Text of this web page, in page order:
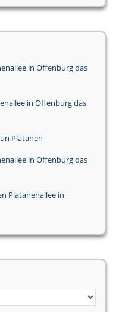
in Offenburg das
in Offenburg das
Platanen
in Offenburg das
Platanenallee in